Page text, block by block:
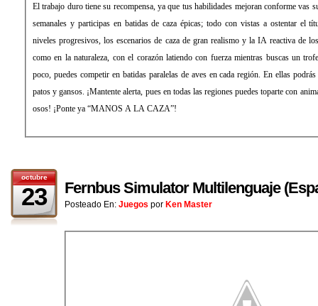
El trabajo duro tiene su recompensa, ya que tus habilidades mejoran conforme vas
semanales y participas en batidas de caza épicas; todo con vistas a ostentar el
niveles progresivos, los escenarios de caza de gran realismo y la IA reactiva de
como en la naturaleza, con el corazón latiendo con fuerza mientras buscas un
poco, puedes competir en batidas paralelas de aves en cada región. En ellas
patos y gansos. ¡Mantente alerta, pues en todas las regiones puedes toparte con
osos! ¡Ponte ya “MANOS A LA CAZA”!
octubre
23 Fernbus Simulator Multilenguaje
Posteado En: Juegos por Ken Master